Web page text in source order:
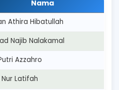
Nama
Athira Hibatullah
Najib Nalakamal
Azzahro
Latifah